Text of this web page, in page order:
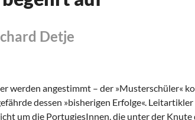
Detje
werden angestimmt – der »Musterschüler«
dessen »bisherigen Erfolge«. Leitartikler
um die PortugiesInnen, die unter der Knute